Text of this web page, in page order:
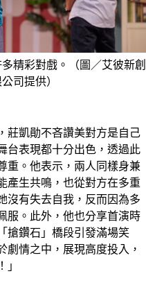
精彩對戲。（圖／艾彼新
司提供）
莊凱勛不吝讚美對方是自己
台表現都十分出色，透過此
重。他表示，兩人同樣身兼
產生共鳴，也從對方在多重
沒有失去自我，反而因為多
服。此外，他也分享首演時
搶鑽石」橋段引發滿場笑
劇情之中，展現高度投入，
」